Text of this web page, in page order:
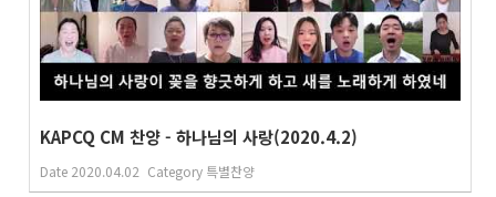
KAPCQ CM 찬양 - 하나님의 사랑(2020.4.2)
Date 2020.04.02 Category 특별찬양